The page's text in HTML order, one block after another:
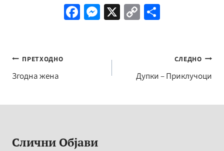
Fa M
n
ge
X C
Li
k
Навигација
на
ПРЕТХОДНО
Згодна жена
СЛЕДНО
Дупки – Приклучоци
Слични Објави